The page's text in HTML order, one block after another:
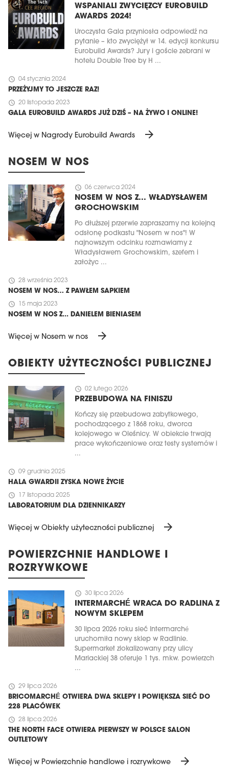
WSPANIALI ZWYCIĘZCY EUROBUILD
AWARDS 2024!
Uroczysta Gala przyniosła odpowiedź na
pytanie – kto zwyciężył w 14. edycji konkursu
Eurobuild Awards? Jury i goście zebrani w
hotelu Double Tree by H ...
schedule 04 stycznia 2024
PRZEŻYJMY TO JESZCZE RAZ!
schedule 20 listopada 2023
GALA EUROBUILD AWARDS JUŻ DZIŚ – NA ŻYWO I ONLINE!
Więcej w Nagrody Eurobuild Awards arrow_forward
NOSEM W NOS
schedule 06 czerwca 2024
NOSEM W NOS Z... WŁADYSŁAWEM
GROCHOWSKIM
Po dłuższej przerwie zapraszamy na kolejną
odsłonę podkastu "Nosem w nos"! W
najnowszym odcinku rozmawiamy z
Władysławem Grochowskim, szefem i
założyc ...
schedule 28 września 2023
NOSEM W NOS… Z PAWŁEM SAPKIEM
schedule 15 maja 2023
NOSEM W NOS Z... DANIELEM BIENIASEM
Więcej w Nosem w nos arrow_forward
OBIEKTY UŻYTECZNOŚCI PUBLICZNEJ
schedule 02 lutego 2026
PRZEBUDOWA NA FINISZU
Kończy się przebudowa zabytkowego,
pochodzącego z 1868 roku, dworca
kolejowego w Oleśnicy. W obiekcie trwają
prace wykończeniowe oraz testy systemów i
...
schedule 09 grudnia 2025
HALA GWARDII ZYSKA NOWE ŻYCIE
schedule 17 listopada 2025
LABORATORIUM DLA DZIENNIKARZY
Więcej w Obiekty użyteczności publicznej arrow_forward
POWIERZCHNIE HANDLOWE I
ROZRYWKOWE
schedule 30 lipca 2026
INTERMARCHÉ WRACA DO RADLINA Z
NOWYM SKLEPEM
30 lipca 2026 roku sieć Intermarché
uruchomiła nowy sklep w Radlinie.
Supermarket zlokalizowany przy ulicy
Mariackiej 38 oferuje 1 tys. mkw. powierzch
...
schedule 29 lipca 2026
BRICOMARCHÉ OTWIERA DWA SKLEPY I POWIĘKSZA SIEĆ DO
228 PLACÓWEK
schedule 28 lipca 2026
THE NORTH FACE OTWIERA PIERWSZY W POLSCE SALON
OUTLETOWY
Więcej w Powierzchnie handlowe i rozrywkowe arrow_forward